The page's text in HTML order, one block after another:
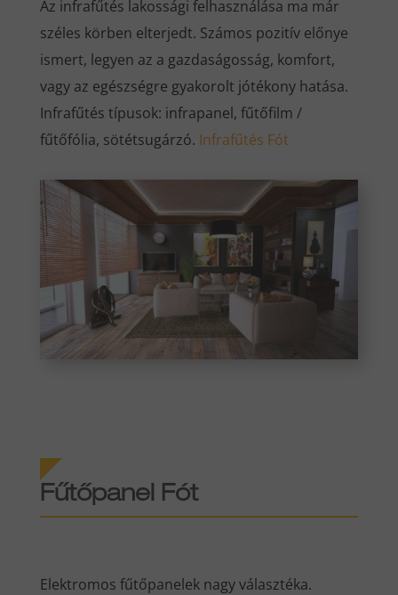
Az infrafűtés lakossági felhasználása ma már
széles körben elterjedt. Számos pozitív előnye
ismert, legyen az a gazdaságosság, komfort,
vagy az egészségre gyakorolt jótékony hatása.
Infrafűtés típusok: infrapanel, fűtőfilm /
fűtőfólia, sötétsugárzó. Infrafűtés Fót
Fűtőpanel Fót
Elektromos fűtőpanelek nagy választéka.